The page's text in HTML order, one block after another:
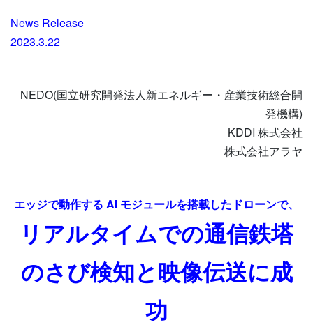
News Release
2023.3.22
NEDO(国立研究開発法人新エネルギー・産業技術総合開
発機構)
KDDI 株式会社
株式会社アラヤ
エッジで動作する AI モジュールを搭載したドローンで、
リアルタイムでの通信鉄塔
のさび検知と映像伝送に成
功